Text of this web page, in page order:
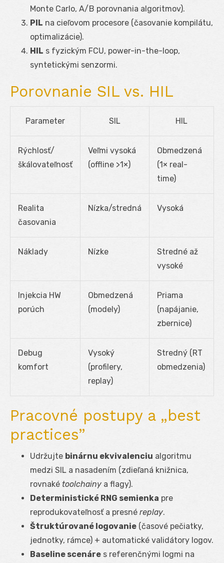
Monte Carlo, A/B porovnania algoritmov).
PIL na cieľovom procesore (časovanie kompilátu,
optimalizácie).
HIL s fyzickým FCU, power-in-the-loop,
syntetickými senzormi.
Porovnanie SIL vs. HIL
Parameter SIL HIL
Rýchlosť/
škálovateľnosť
Veľmi vysoká
(offline >1×)
Obmedzená
(1× real-
time)
Realita
časovania
Nízka/stredná Vysoká
Náklady Nízke
Stredné až
vysoké
Injekcia HW
porúch
Obmedzená
(modely)
Priama
(napájanie,
zbernice)
Debug
komfort
Vysoký
(profilery,
replay)
Stredný (RT
obmedzenia)
Pracovné postupy a „best
practices”
Udržujte binárnu ekvivalenciu algoritmu
medzi SIL a nasadením (zdieľaná knižnica,
rovnaké toolchainy a flagy).
Deterministické RNG semienka pre
reprodukovateľnosť a presné replay.
Štruktúrované logovanie (časové pečiatky,
jednotky, rámce) + automatické validátory logov.
Baseline scenáre s referenčnými logmi na